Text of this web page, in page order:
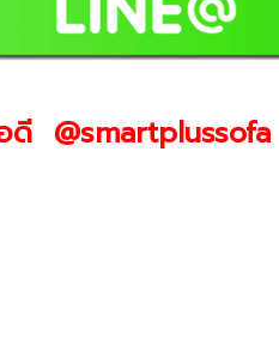
ดี @smartplussofa